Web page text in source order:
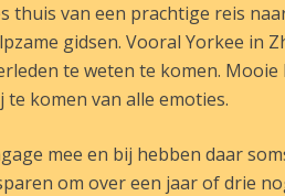
thuis van een prachtige reis
gidsen. Vooral Yorkee in
te weten te komen.
komen van alle emoties.
mee en bij hebben daar
om over een jaar of drie